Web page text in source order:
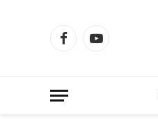
FacebookYouTube